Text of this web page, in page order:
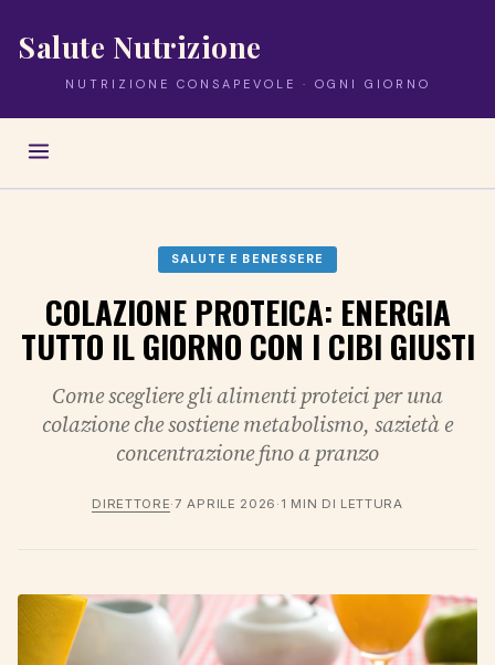
Salute Nutrizione
NUTRIZIONE CONSAPEVOLE · OGNI GIORNO
SALUTE E BENESSERE
COLAZIONE PROTEICA: ENERGIA
TUTTO IL GIORNO CON I CIBI GIUSTI
Come scegliere gli alimenti proteici per una
colazione che sostiene metabolismo, sazietà e
concentrazione fino a pranzo
DIRETTORE·7 APRILE 2026 · 1 MIN DI LETTURA